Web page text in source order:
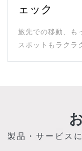
ェック
旅先での移動、も
スポットもラクラ
製品・サービス